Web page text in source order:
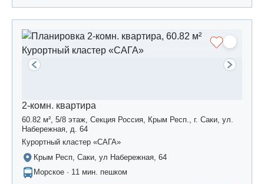
2-комн. квартира
60.82 м², 5/8 этаж, Секция Россия, Крым Респ., г. Саки, ул.
Набережная, д. 64
Курортный кластер «САГА»
Крым Респ, Саки, ул Набережная, 64
Морское · 11 мин. пешком